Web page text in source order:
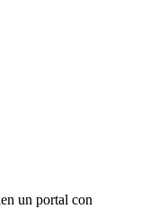
un portal con